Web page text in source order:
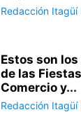
Redacción Itagüí
Estos son
de las
Comercio y...
Redacción Itagüí